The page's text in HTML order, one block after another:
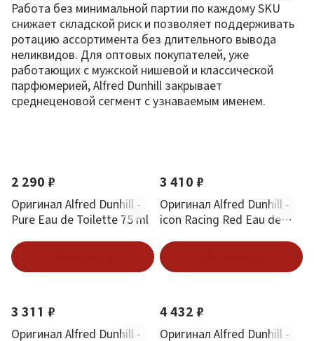
Работа без минимальной партии по каждому SKU
снижает складской риск и позволяет поддерживать
ротацию ассортимента без длительного вывода
неликвидов. Для оптовых покупателей, уже
работающих с мужской нишевой и классической
парфюмерией, Alfred Dunhill закрывает
среднеценовой сегмент с узнаваемым именем.
2 290 ₽
Оригинал Alfred Dunhill -
Pure Eau de Toilette 75 ml
3 410 ₽
Оригинал Alfred Dunhill -
icon Racing Red Eau de
3 311 ₽
Оригинал Alfred Dunhill -
4 432 ₽
Оригинал Alfred Dunhill -